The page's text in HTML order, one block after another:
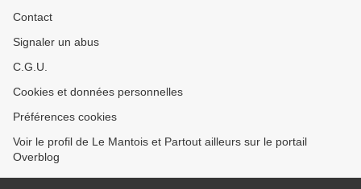
Contact
Signaler un abus
C.G.U.
Cookies et données personnelles
Préférences cookies
Voir le profil de Le Mantois et Partout ailleurs sur le portail
Overblog